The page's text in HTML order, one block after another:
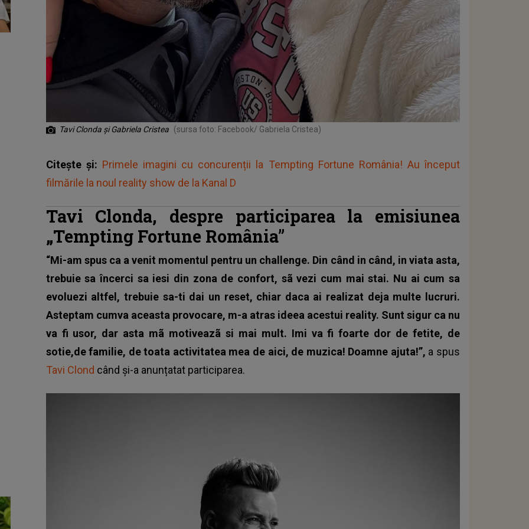
Tavi Clonda și Gabriela Cristea (sursa foto: Facebook/ Gabriela Cristea)
Citește și: Primele imagini cu concurenții la Tempting Fortune România! Au început
filmările la noul reality show de la Kanal D
Tavi Clonda, despre participarea la emisiunea
„Tempting Fortune România”
“Mi-am spus ca a venit momentul pentru un challenge. Din când in când, in viata asta,
trebuie sa încerci sa iesi din zona de confort, sã vezi cum mai stai. Nu ai cum sa
evoluezi altfel, trebuie sa-ti dai un reset, chiar daca ai realizat deja multe lucruri.
Asteptam cumva aceasta provocare, m-a atras ideea acestui reality. Sunt sigur ca nu
va fi usor, dar asta mã motiveazã si mai mult. Imi va fi foarte dor de fetite, de
sotie,de familie, de toata activitatea mea de aici, de muzica! Doamne ajuta!”, a spus
Tavi Clond când și-a anunțatat participarea.